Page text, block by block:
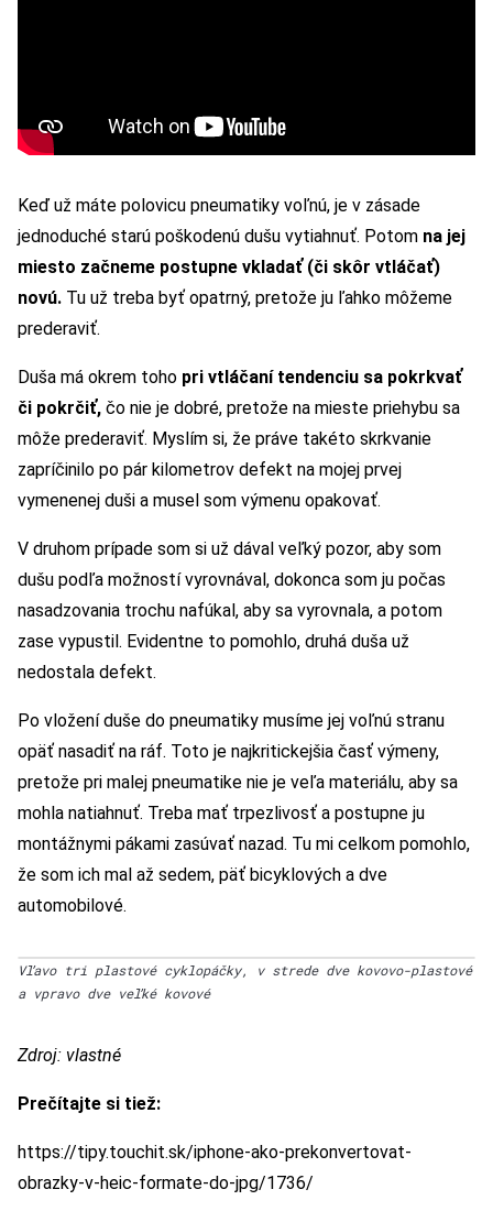
Keď už máte polovicu pneumatiky voľnú, je v zásade
jednoduché starú poškodenú dušu vytiahnuť. Potom na jej
miesto začneme postupne vkladať (či skôr vtláčať)
novú. Tu už treba byť opatrný, pretože ju ľahko môžeme
prederaviť.
Duša má okrem toho pri vtláčaní tendenciu sa pokrkvať
či pokrčiť, čo nie je dobré, pretože na mieste priehybu sa
môže prederaviť. Myslím si, že práve takéto skrkvanie
zapríčinilo po pár kilometrov defekt na mojej prvej
vymenenej duši a musel som výmenu opakovať.
V druhom prípade som si už dával veľký pozor, aby som
dušu podľa možností vyrovnával, dokonca som ju počas
nasadzovania trochu nafúkal, aby sa vyrovnala, a potom
zase vypustil. Evidentne to pomohlo, druhá duša už
nedostala defekt.
Po vložení duše do pneumatiky musíme jej voľnú stranu
opäť nasadiť na ráf. Toto je najkritickejšia časť výmeny,
pretože pri malej pneumatike nie je veľa materiálu, aby sa
mohla natiahnuť. Treba mať trpezlivosť a postupne ju
montážnymi pákami zasúvať nazad. Tu mi celkom pomohlo,
že som ich mal až sedem, päť bicyklových a dve
automobilové.
Vľavo tri plastové cyklopáčky, v strede dve kovovo-plastové
a vpravo dve veľké kovové
Zdroj: vlastné
Prečítajte si tiež:
https://tipy.touchit.sk/iphone-ako-prekonvertovat-
obrazky-v-heic-formate-do-jpg/1736/